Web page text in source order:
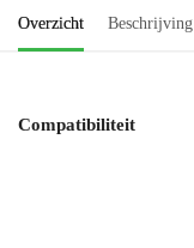
Overzicht Beschrijving
Compatibiliteit